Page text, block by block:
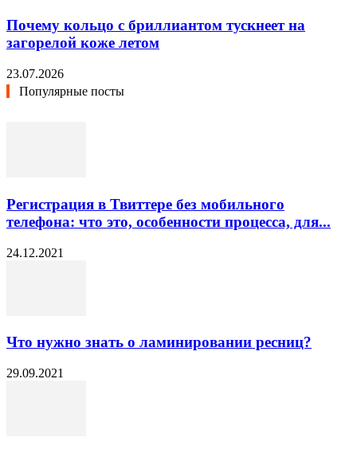
Почему кольцо с бриллиантом тускнеет на
загорелой коже летом
23.07.2026
Популярные посты
Регистрация в Твиттере без мобильного
телефона: что это, особенности процесса, для...
24.12.2021
Что нужно знать о ламинировании ресниц?
29.09.2021